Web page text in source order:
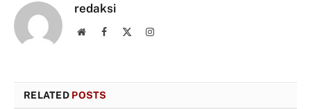
redaksi
WebsiteFacebook Instagram
RELATED POSTS